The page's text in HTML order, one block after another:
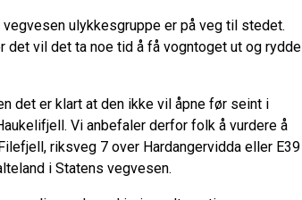
ulykkesgruppe er på veg til stedet.
vil det ta noe tid å få vogntoget ut og rydde
det er klart at den ikke vil åpne før seint i
Vi anbefaler derfor folk å vurdere å
riksveg 7 over Hardangervidda eller E39
i Statens vegvesen.